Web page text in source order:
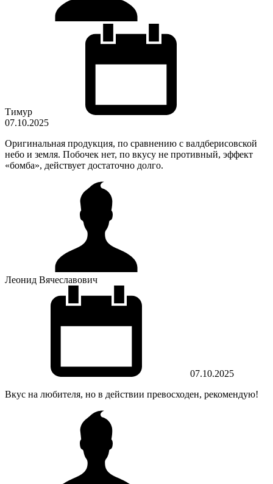
Тимур
07.10.2025
Оригинальная продукция, по сравнению с валдберисовской
небо и земля. Побочек нет, по вкусу не противный, эффект
«бомба», действует достаточно долго.
Леонид Вячеславович
07.10.2025
Вкус на любителя, но в действии превосходен, рекомендую!